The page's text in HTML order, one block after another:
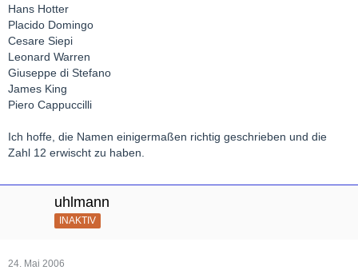
Hans Hotter
Placido Domingo
Cesare Siepi
Leonard Warren
Giuseppe di Stefano
James King
Piero Cappuccilli
Ich hoffe, die Namen einigermaßen richtig geschrieben und die
Zahl 12 erwischt zu haben.
uhlmann
INAKTIV
24. Mai 2006